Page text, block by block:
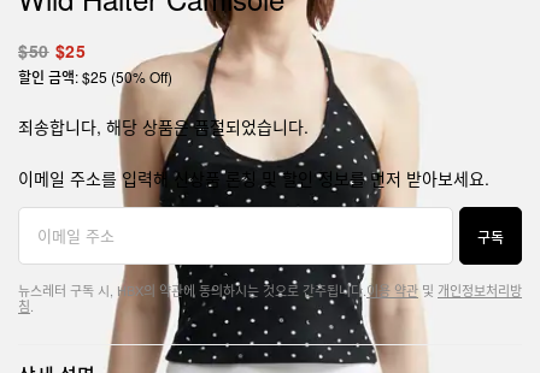
$50 $25
할인 금액: $25 (50% Off)
죄송합니다, 해당 상품은 품절되었습니다.
이메일 주소를 입력해 신상품 론칭 및 할인 정보를 먼저 받아보세요.
구독
뉴스레터 구독 시, HBX의 약관에 동의하시는 것으로 간주됩니다. 이용 약관 및 개인정보처리방
침